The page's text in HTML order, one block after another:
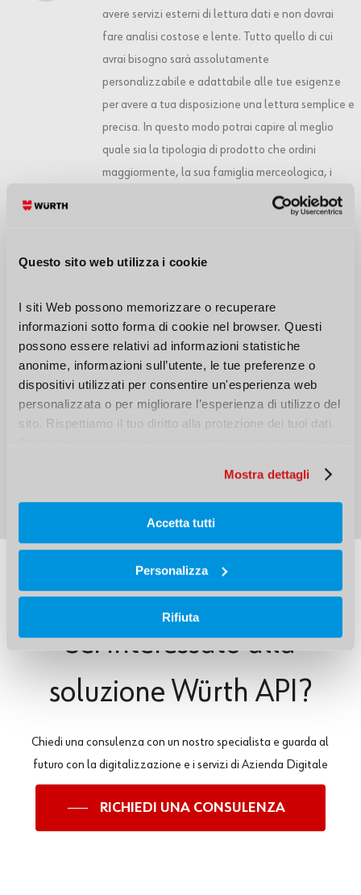
Questo sito web utilizza i cookie
I siti Web possono memorizzare o recuperare
informazioni sotto forma di cookie nel browser. Questi
possono essere relativi ad informazioni statistiche
anonime, informazioni sull’utente, le tue preferenze o
dispositivi utilizzati per consentire un'esperienza web
personalizzata o per migliorare l’esperienza di utilizzo del
sito. Rispettiamo il tuo diritto alla protezione dei tuoi dati.
Mostra dettagli
Accetta tutti
Personalizza
Rifiuta
avere servizi esterni di lettura dati e non dovrai
fare analisi costose e lente. Tutto quello di cui
avrai bisogno sarà assolutamente
personalizzabile e adattabile alle tue esigenze
per avere a tua disposizione una lettura semplice e
precisa. In questo modo potrai capire al meglio
quale sia la tipologia di prodotto che ordini
maggiormente, la sua famiglia merceologica, i
prezzi e i vari storici. Riuscirai anche ad analizzare
la velocità di ricezione di documenti di trasporto,
3
accurata:
Grazie al servizio API, la tua azienda avrà accesso
ad una serie di dati per facilitare le tue analisi di
acquisto. In questo modo riuscirai a fare scelte più
accurate, gestire meglio i tuoi ordini, budjet e
Sei interessato alla
soluzione Würth API?
Chiedi una consulenza con un nostro specialista e guarda al
futuro con la digitalizzazione e i servizi di Azienda Digitale
RICHIEDI UNA CONSULENZA